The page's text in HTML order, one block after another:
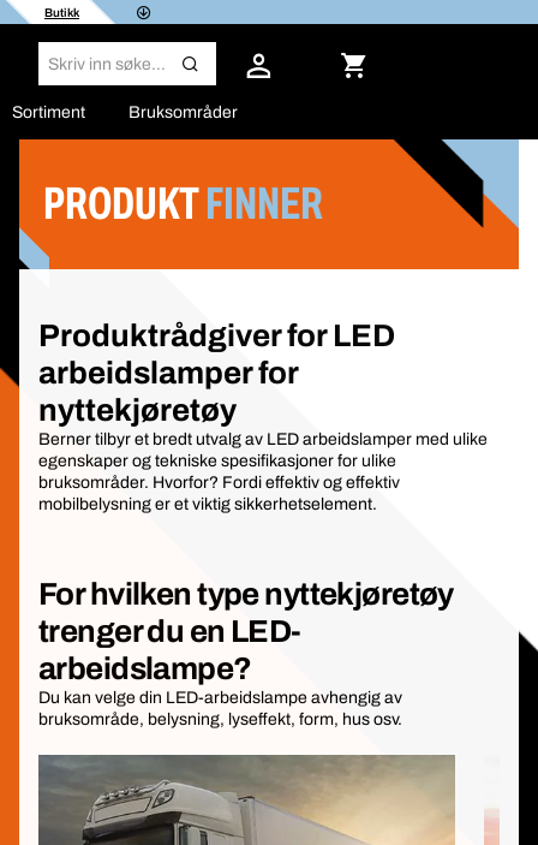
Butikk
Sortiment Bruksområder
PRODUKTFINNER
Produktrådgiver for LED
arbeidslamper for
nyttekjøretøy
Berner tilbyr et bredt utvalg av LED arbeidslamper med ulike
egenskaper og tekniske spesifikasjoner for ulike
bruksområder. Hvorfor? Fordi effektiv og effektiv
mobilbelysning er et viktig sikkerhetselement.
For hvilken type nyttekjøretøy
trenger du en LED-
arbeidslampe?
Du kan velge din LED-arbeidslampe avhengig av
bruksområde, belysning, lyseffekt, form, hus osv.
Filter